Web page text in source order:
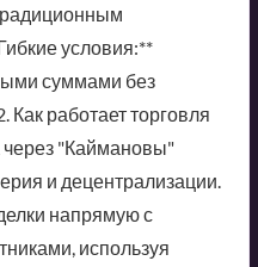
условия:**
суммами без
работает торговля
через "Каймановы"
и децентрализации.
напрямую с
используя